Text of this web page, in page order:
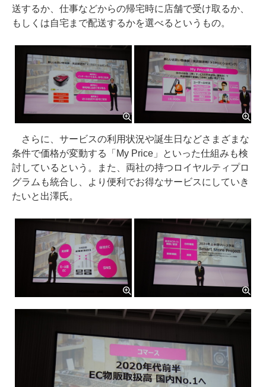
送するか、仕事などからの帰宅時に店舗で受け取るか、
もしくは自宅まで配送するかを選べるというもの。
さらに、サービスの利用状況や誕生日などさまざまな
条件で価格が変動する「My Price」といった仕組みも検
討しているという。また、両社の持つロイヤルティプロ
グラムも統合し、より便利でお得なサービスにしていき
たいと出澤氏。